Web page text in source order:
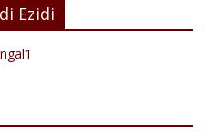
Ezidi